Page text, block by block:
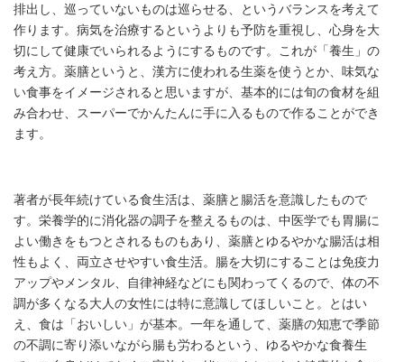
排出し、巡っていないものは巡らせる、というバランスを考えて
作ります。病気を治療するというよりも予防を重視し、心身を大
切にして健康でいられるようにするものです。これが「養生」の
考え方。薬膳というと、漢方に使われる生薬を使うとか、味気な
い食事をイメージされると思いますが、基本的には旬の食材を組
み合わせ、スーパーでかんたんに手に入るもので作ることができ
ます。
著者が長年続けている食生活は、薬膳と腸活を意識したもので
す。栄養学的に消化器の調子を整えるものは、中医学でも胃腸に
よい働きをもつとされるものもあり、薬膳とゆるやかな腸活は相
性もよく、両立させやすい食生活。腸を大切にすることは免疫力
アップやメンタル、自律神経などにも関わってくるので、体の不
調が多くなる大人の女性には特に意識してほしいこと。とはい
え、食は「おいしい」が基本。一年を通して、薬膳の知恵で季節
の不調に寄り添いながら腸も労わるという、ゆるやかな食養生